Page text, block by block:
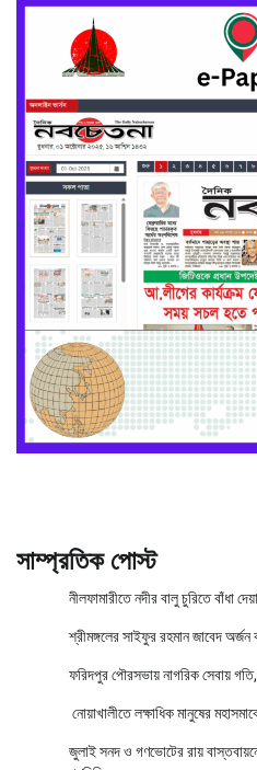
সাম্প্রতিক পোস্ট
নীলফামারীতে নদীর বালু চুরিতে বাঁধা
শ্রীমঙ্গলের সাইফুর রহমান জাবেদ
ফরিদপুর পৌরসভায় নাগরিক সেবায়
নোয়াখালীতে লক্ষাধিক মানুষের
জুলাই সনদ ও গণভোটের রায়